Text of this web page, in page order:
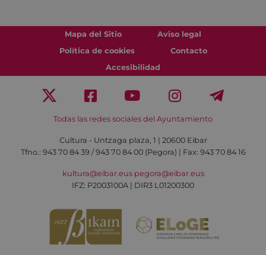
Mapa del Sitio
Aviso legal
Política de cookies
Contacto
Accesibilidad
Todas las redes sociales del Ayuntamiento
Cultura - Untzaga plaza, 1 | 20600 Eibar
Tfno.: 943 70 84 39 / 943 70 84 00 (Pegora) | Fax: 943 70 84 16
kultura@eibar.eus pegora@eibar.eus
IFZ: P2003100A | DIR3 L01200300